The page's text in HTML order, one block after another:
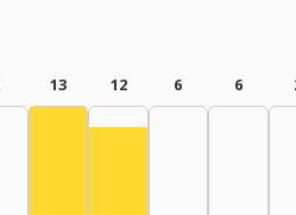
13 12 6 6